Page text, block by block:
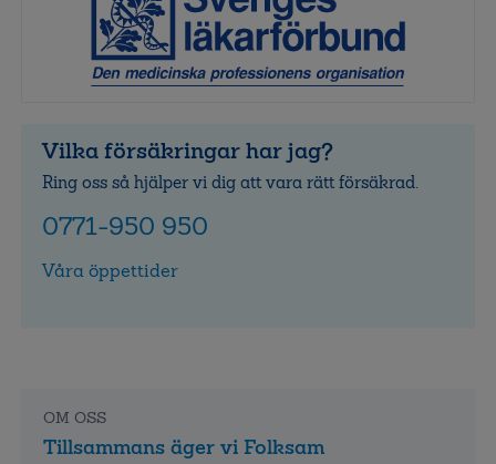
Vilka försäkringar har jag?
Ring oss så hjälper vi dig att vara rätt försäkrad.
0771-950 950
Våra öppettider
OM OSS
Tillsammans äger vi Folksam